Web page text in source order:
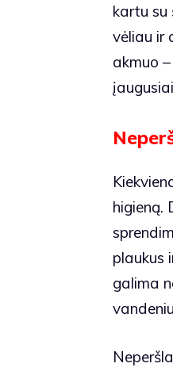
kartu su
vėliau ir
akmuo
higieną.
plaukus
galima